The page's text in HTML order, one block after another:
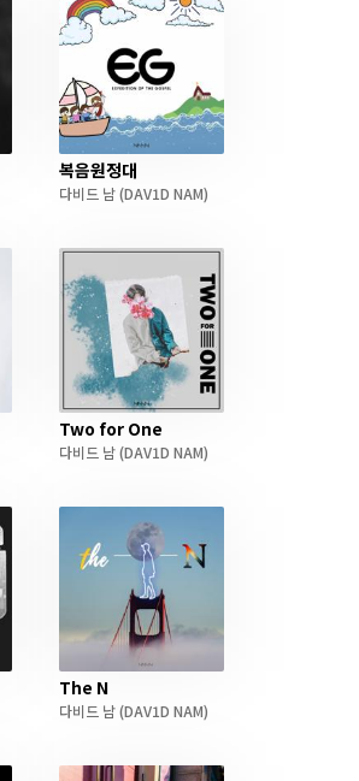
복음원정대
다비드 남(DAV1D NAM)
Two for One
다비드 남(DAV1D NAM)
The N
다비드 남(DAV1D NAM)